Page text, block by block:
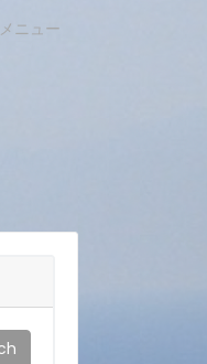
メニュー